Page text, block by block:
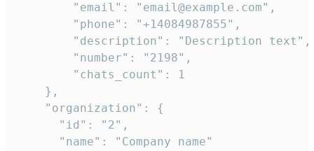
        "email": "email@example.com",
        "phone": "+14084987855",
        "description": "Description text",
        "number": "2198",
        "chats_count": 1
    },
    "organization": {
      "id": "2",
      "name": "Company name"